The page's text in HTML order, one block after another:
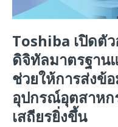
Toshiba เปิด
ดิจิทัลมาตรฐา
ช่วยให้การส่ง
อุปกรณ์อุตสาหก
เสถียรยิ่งขึ้น